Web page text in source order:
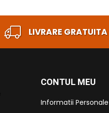
LIVRARE GRATUITA
CONTUL MEU
Informatii Personale